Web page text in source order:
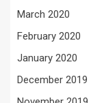
March 2020
February 2020
January 2020
December 2019